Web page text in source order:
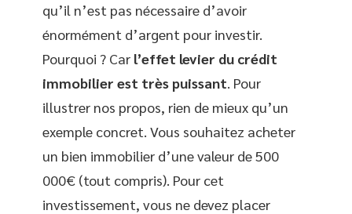
qu’il n’est pas nécessaire d’avoir
énormément d’argent pour investir.
Pourquoi ? Car l’effet levier du crédit
immobilier est très puissant. Pour
illustrer nos propos, rien de mieux qu’un
exemple concret. Vous souhaitez acheter
un bien immobilier d’une valeur de 500
000€ (tout compris). Pour cet
investissement, vous ne devez placer